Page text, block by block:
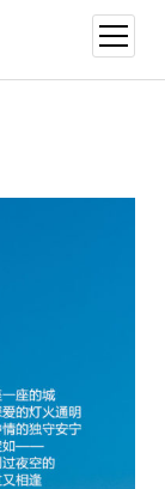
open
menu